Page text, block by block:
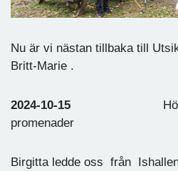
Nu är vi nästan tillbaka till
Britt-Marie .
2024-10-15
Höstens
promenader
Birgitta ledde oss från